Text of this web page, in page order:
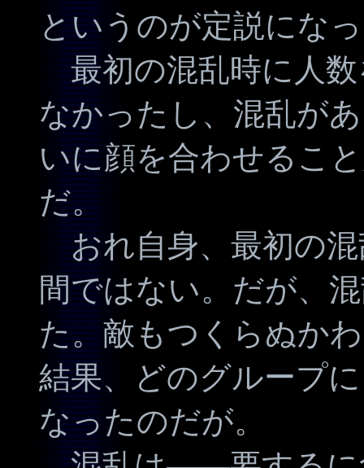
というのが定説にな
最初の混乱時に人
なかったし、混乱が
いに顔を合わせるこ
だ。
おれ自身、最初の
間ではない。だが、
た。敵もつくらぬか
結果、どのグループ
なったのだが。